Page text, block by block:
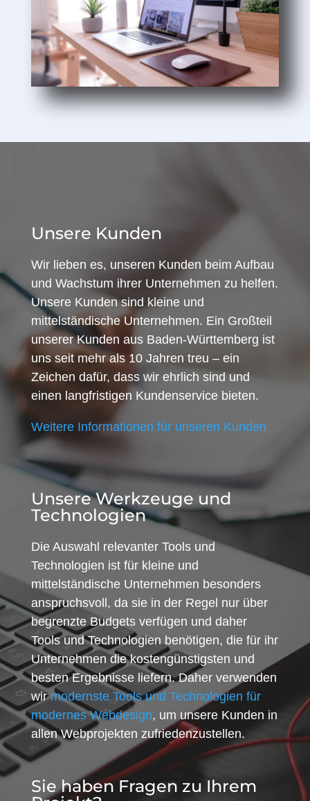
Unsere Kunden
Wir lieben es, unseren Kunden beim Aufbau
und Wachstum ihrer Unternehmen zu helfen.
Unsere Kunden sind kleine und
mittelständische Unternehmen. Ein Großteil
unserer Kunden aus Baden-Württemberg ist
uns seit mehr als 10 Jahren treu – ein
Zeichen dafür, dass wir ehrlich sind und
einen langfristigen Kundenservice bieten.
Weitere Informationen für unseren Kunden
Unsere Werkzeuge und
Technologien
Die Auswahl relevanter Tools und
Technologien ist für kleine und
mittelständische Unternehmen besonders
anspruchsvoll, da sie in der Regel nur über
begrenzte Budgets verfügen und daher
Tools und Technologien benötigen, die für ihr
Unternehmen die kostengünstigsten und
besten Ergebnisse liefern. Daher verwenden
wirmodernste Tools und Technologien für
modernes Webdesign, um unsere Kunden in
allen Webprojekten zufriedenzustellen.
Sie haben Fragen zu Ihrem